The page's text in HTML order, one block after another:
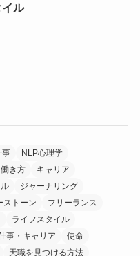
イル
事
NLP心理学
き方
キャリア
ジャーナリング
ストーン
フリーランス
ライフスタイル
事・キャリア
使命
天職を見つける方法